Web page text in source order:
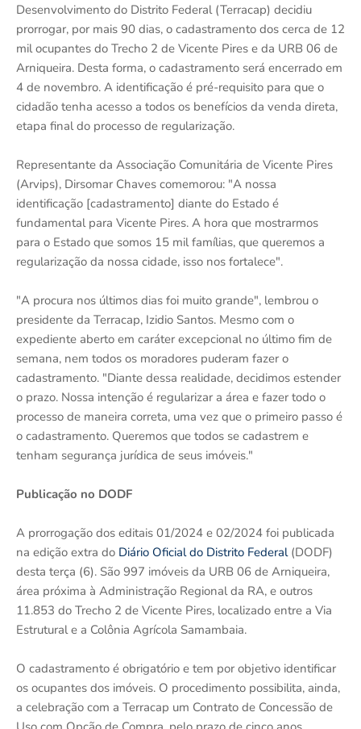
Desenvolvimento do Distrito Federal (Terracap) decidiu
prorrogar, por mais 90 dias, o cadastramento dos cerca de 12
mil ocupantes do Trecho 2 de Vicente Pires e da URB 06 de
Arniqueira. Desta forma, o cadastramento será encerrado em
4 de novembro. A identificação é pré-requisito para que o
cidadão tenha acesso a todos os benefícios da venda direta,
etapa final do processo de regularização.
Representante da Associação Comunitária de Vicente Pires
(Arvips), Dirsomar Chaves comemorou: "A nossa
identificação [cadastramento] diante do Estado é
fundamental para Vicente Pires. A hora que mostrarmos
para o Estado que somos 15 mil famílias, que queremos a
regularização da nossa cidade, isso nos fortalece".
"A procura nos últimos dias foi muito grande", lembrou o
presidente da Terracap, Izidio Santos. Mesmo com o
expediente aberto em caráter excepcional no último fim de
semana, nem todos os moradores puderam fazer o
cadastramento. "Diante dessa realidade, decidimos estender
o prazo. Nossa intenção é regularizar a área e fazer todo o
processo de maneira correta, uma vez que o primeiro passo é
o cadastramento. Queremos que todos se cadastrem e
tenham segurança jurídica de seus imóveis."
Publicação no DODF
A prorrogação dos editais 01/2024 e 02/2024 foi publicada
na edição extra do Diário Oficial do Distrito Federal(DODF)
desta terça (6). São 997 imóveis da URB 06 de Arniqueira,
área próxima à Administração Regional da RA, e outros
11.853 do Trecho 2 de Vicente Pires, localizado entre a Via
Estrutural e a Colônia Agrícola Samambaia.
O cadastramento é obrigatório e tem por objetivo identificar
os ocupantes dos imóveis. O procedimento possibilita, ainda,
a celebração com a Terracap um Contrato de Concessão de